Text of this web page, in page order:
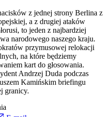
z jednej strony Berlina z
a z drugiej ataków
to jeden z najbardziej
narodowego naszego kraju.
przymusowej relokacji
na które będziemy
kart do głosowania.
Andrzej Duda podczas
Kamińskim briefingu
granicy.